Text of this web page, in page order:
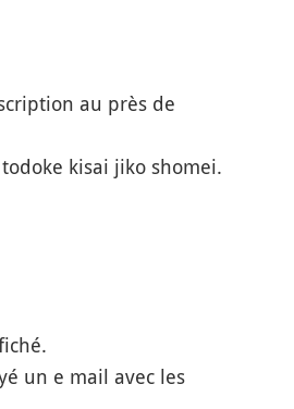
au près de
kisai jiko shomei.
un e mail avec les